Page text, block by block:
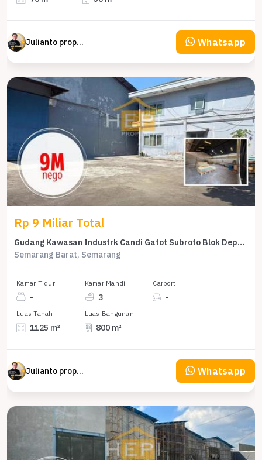
Julianto property Julianto Whatsapp
Rp 9 Miliar Total
Gudang Kawasan Industrk Candi Gatot Subroto Blok Depan.ada Kantor
Semarang Barat, Semarang
Kamar Tidur
-
Kamar Mandi
3
Carport
-
Luas Tanah
1125 m²
Luas Bangunan
800 m²
Julianto property Julianto Whatsapp